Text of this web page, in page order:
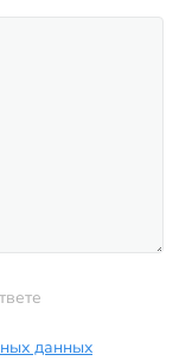
данных